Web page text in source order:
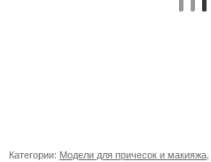
Категории: Модели для причесок и макияжа